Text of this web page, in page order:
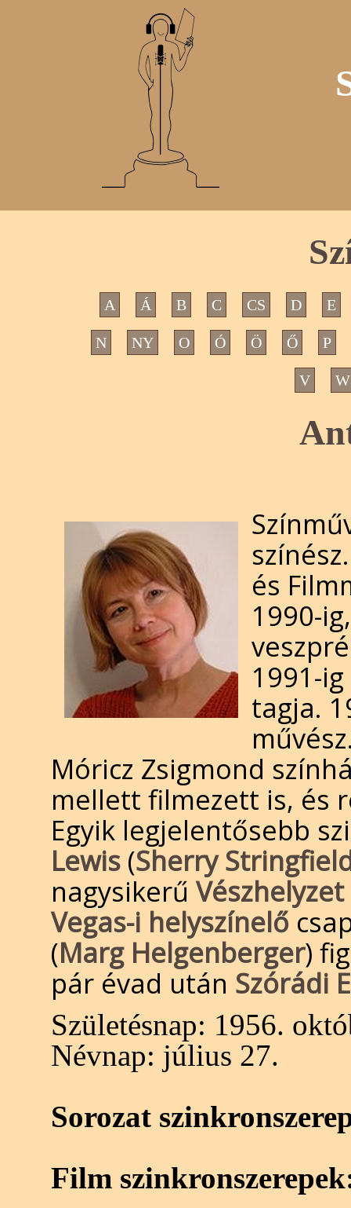
A Á B C CS D E
N NY O Ó Ö Ő P
V W
és
1990-
1991-
tagja.
Móricz Zsigmond
mellett filmezett is, és
Egyik legjelentősebb
Lewis (Sherry
nagysikerű Vészhelyzet
Vegas-i helyszínelő
(Marg Helgenberger)
pár évad után Szórádi
Születésnap: 1956.
Névnap: július 27.
Sorozat
Film